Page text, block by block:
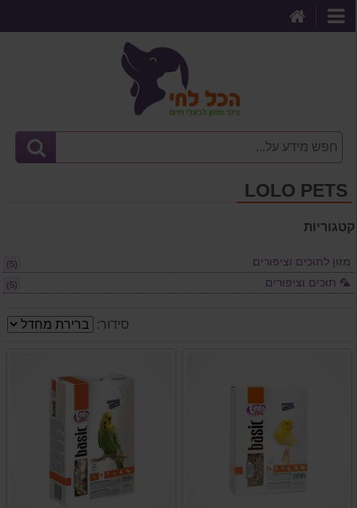
קטגוריות
LOLO PETS
קטגוריות
מזון לתוכים וציפורים (5)
🦜 תוכים וציפורים (5)
סידור: